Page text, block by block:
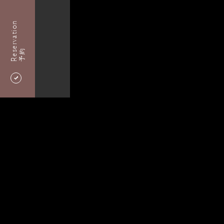
Reservation予約